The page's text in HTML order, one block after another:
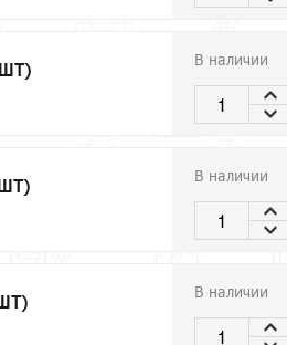
В наличии
В наличии
В наличии